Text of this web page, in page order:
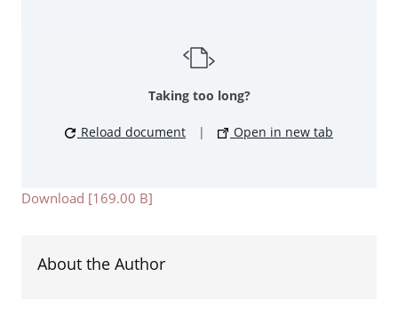
Taking too long?
Reload document | Open in new tab
Download [169.00 B]
About the Author